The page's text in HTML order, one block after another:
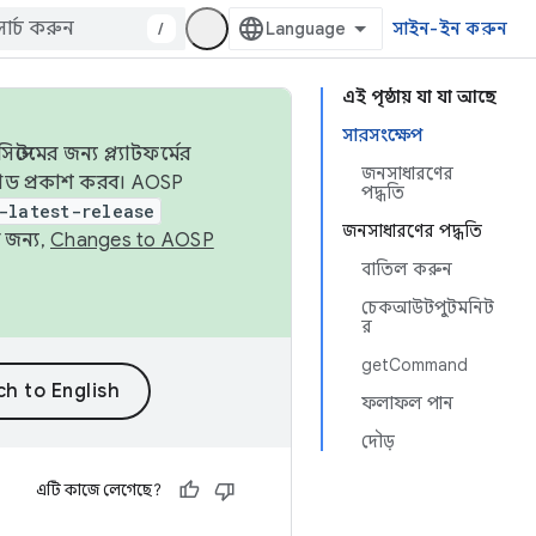
/ সাইন-ইন করুন
এই পৃষ্ঠায় যা যা আছে
সারসংক্ষেপ
জনসাধারণের
পদ্ধতি
জনসাধারণের পদ্ধতি
বাতিল করুন
চেকআউটপুটমনিট
র
getCommand
ফলাফল পান
দৌড়
জন্য প্ল্যাটফর্মের
প্রকাশ করব। AOSP
latest-release
জন্য, Changes to AOSP
এটি কাজে লেগেছে?